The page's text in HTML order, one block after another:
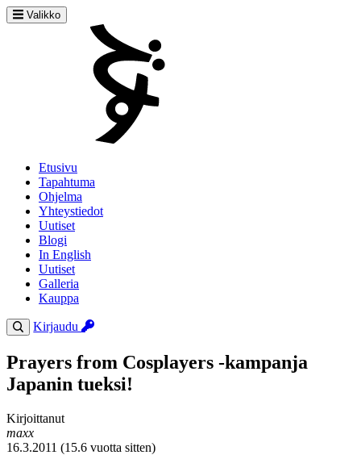
Valikko
Etusivu
Tapahtuma
Ohjelma
Yhteystiedot
Uutiset
Blogi
In English
Uutiset
Galleria
Kauppa
Kirjaudu
Prayers from Cosplayers -kampanja
Japanin tueksi!
Kirjoittanut
maxx
16.3.2011 (15.6 vuotta sitten)